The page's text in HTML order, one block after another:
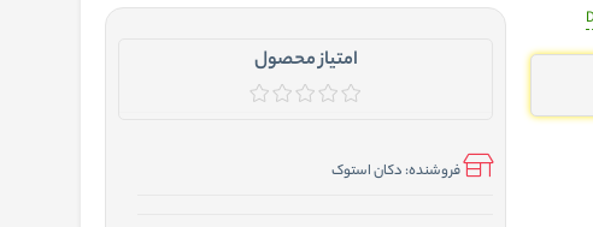
امتیاز محصول
فروشنده: دکان استوک